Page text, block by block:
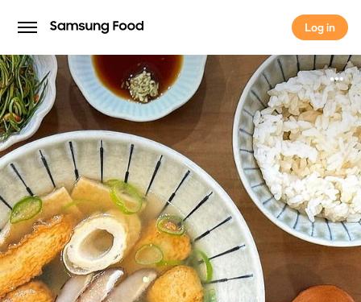
Log in
Log in